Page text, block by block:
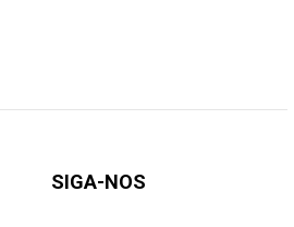
SIGA-NOS